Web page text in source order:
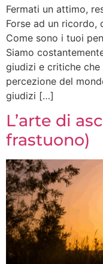
Fermati un attimo,
Forse ad un ricordo,
Come sono i tuoi
Siamo
giudizi e critiche che
percezione del
giudizi […]
L’arte di
frastuono)